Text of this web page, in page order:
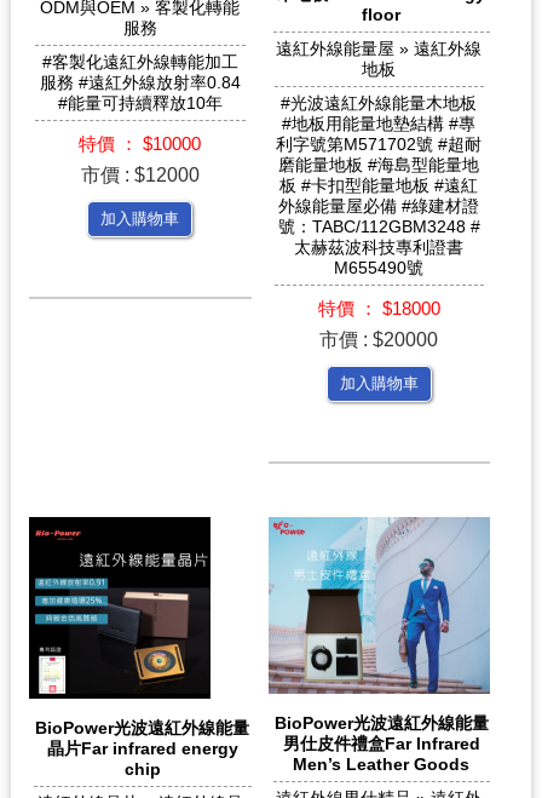
ODM與OEM » 客製化轉能
服務
#客製化遠紅外線轉能加工
服務 #遠紅外線放射率0.84
#能量可持續釋放10年
特價 ： $10000
市價 : $12000
加入購物車
floor
遠紅外線能量屋 » 遠紅外線
地板
#光波遠紅外線能量木地板
#地板用能量地墊結構 #專
利字號第M571702號 #超耐
磨能量地板 #海島型能量地
板 #卡扣型能量地板 #遠紅
外線能量屋必備 #綠建材證
號：TABC/112GBM3248 #
太赫茲波科技專利證書
M655490號
特價 ： $18000
市價 : $20000
加入購物車
BioPower光波遠紅外線能量
晶片Far infrared energy
chip
BioPower光波遠紅外線能量
男仕皮件禮盒Far Infrared
Men’s Leather Goods